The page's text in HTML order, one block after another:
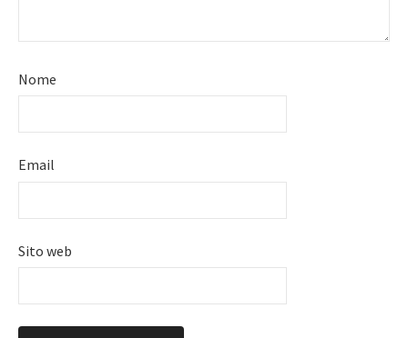
Nome
Email
Sito web